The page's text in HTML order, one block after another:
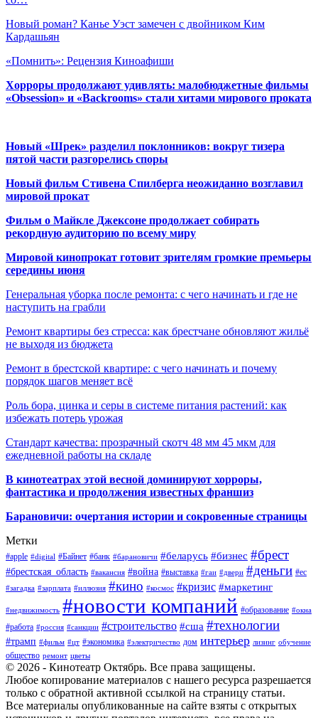
Новый роман? Канье Уэст замечен с двойником Ким
Кардашьян
«Помнить»: Рецензия Киноафиши
Хорроры продолжают удивлять: малобюджетные фильмы
«Obsession» и «Backrooms» стали хитами мирового проката
Новый «Шрек» разделил поклонников: вокруг тизера
пятой части разгорелись споры
Новый фильм Стивена Спилберга неожиданно возглавил
мировой прокат
Фильм о Майкле Джексоне продолжает собирать
рекордную аудиторию по всему миру
Мировой кинопрокат готовит зрителям громкие премьеры
середины июня
Генеральная уборка после ремонта: с чего начинать и где не
наступить на грабли
Ремонт квартиры без стресса: как брестчане обновляют жильё
не выходя из бюджета
Ремонт в брестской квартире: с чего начинать и почему
порядок шагов меняет всё
Роль бора, цинка и серы в системе питания растений: как
избежать потерь урожая
Стандарт качества: прозрачный скотч 48 мм 45 мкм для
ежедневной работы на складе
В кинотеатрах этой весной доминируют хорроры,
фантастика и продолжения известных франшиз
Барановичи: очертания истории и сокровенные страницы
Метки
#apple #digital #Байнет #банк #барановичи #беларусь #бизнес #брест
#брестская_область #вакансия #война #выставка #гаи #двери #деньги #ес
#загадка #зарплата #иллюзия #кино #космос #кризис #маркетинг
#недвижимость #новости компаний #образование #окна
#работа #россия #санкции #строительство #сша #технологии
#трамп #фильм #цт #экономика #электричество дом интерьер лизинг обучение
общество ремонт цветы
© 2026 - Кинотеатр Октябрь. Все права защищены.
Любое копирование материалов с нашего ресурса разрешается
только с обратной активной ссылкой на страницу статьи.
Все материалы опубликованные на сайте взяты с открытых